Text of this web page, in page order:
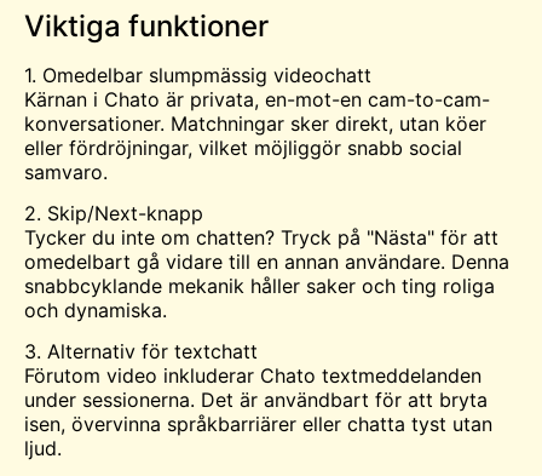
Viktiga funktioner
1. Omedelbar slumpmässig videochatt
Kärnan i Chato är privata, en-mot-en cam-to-cam-
konversationer. Matchningar sker direkt, utan köer
eller fördröjningar, vilket möjliggör snabb social
samvaro.
2. Skip/Next-knapp
Tycker du inte om chatten? Tryck på "Nästa" för att
omedelbart gå vidare till en annan användare. Denna
snabbcyklande mekanik håller saker och ting roliga
och dynamiska.
3. Alternativ för textchatt
Förutom video inkluderar Chato textmeddelanden
under sessionerna. Det är användbart för att bryta
isen, övervinna språkbarriärer eller chatta tyst utan
ljud.